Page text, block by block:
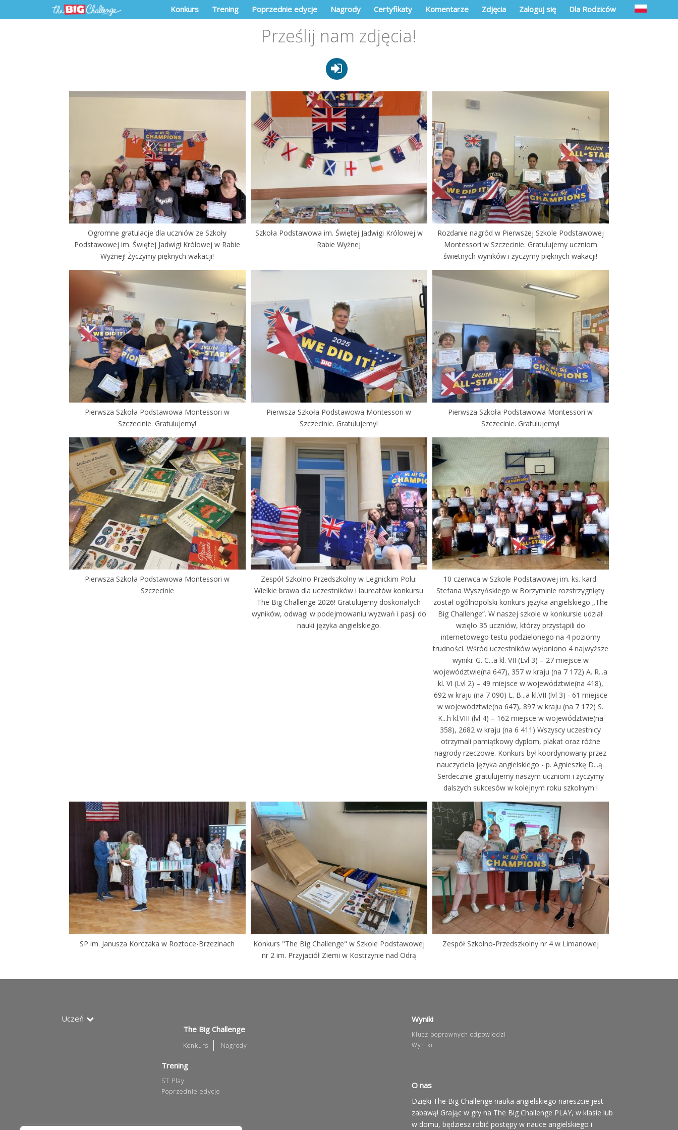
Konkurs Trening Poprzednie edycje Nagrody Certyfikaty Komentarze Zdjęcia Zaloguj się Dla Rodziców
Prześlij nam zdjęcia!
Ogromne gratulacje dla uczniów ze Szkoły
Podstawowej im. Świętej Jadwigi Królowej w Rabie
Wyżnej! Życzymy pięknych wakacji!
Szkoła Podstawowa im. Świętej Jadwigi Królowej w
Rabie Wyżnej
Rozdanie nagród w Pierwszej Szkole Podstawowej
Montessori w Szczecinie. Gratulujemy uczniom
świetnych wyników i życzymy pięknych wakacji!
Pierwsza Szkoła Podstawowa Montessori w
Szczecinie. Gratulujemy!
Pierwsza Szkoła Podstawowa Montessori w
Szczecinie. Gratulujemy!
Pierwsza Szkoła Podstawowa Montessori w
Szczecinie. Gratulujemy!
Pierwsza Szkoła Podstawowa Montessori w
Szczecinie
Zespół Szkolno Przedszkolny w Legnickim Polu:
Wielkie brawa dla uczestników i laureatów konkursu
The Big Challenge 2026! Gratulujemy doskonałych
wyników, odwagi w podejmowaniu wyzwań i pasji do
nauki języka angielskiego.
10 czerwca w Szkole Podstawowej im. ks. kard.
Stefana Wyszyńskiego w Borzyminie rozstrzygnięty
został ogólnopolski konkurs języka angielskiego „The
Big Challenge”. W naszej szkole w konkursie udział
wzięło 35 uczniów, którzy przystąpili do
internetowego testu podzielonego na 4 poziomy
trudności. Wśród uczestników wyłoniono 4 najwyższe
wyniki: G. C...a kl. VII (Lvl 3) – 27 miejsce w
województwie(na 647), 357 w kraju (na 7 172) A. R...a
kl. VI (Lvl 2) – 49 miejsce w województwie(na 418),
692 w kraju (na 7 090) L. B...a kl.VII (lvl 3) - 61 miejsce
w województwie(na 647), 897 w kraju (na 7 172) S.
K...h kl.VIII (lvl 4) – 162 miejsce w województwie(na
358), 2682 w kraju (na 6 411) Wszyscy uczestnicy
otrzymali pamiątkowy dyplom, plakat oraz różne
nagrody rzeczowe. Konkurs był koordynowany przez
nauczyciela języka angielskiego - p. Agnieszkę D...ą.
Serdecznie gratulujemy naszym uczniom i życzymy
dalszych sukcesów w kolejnym roku szkolnym !
SP im. Janusza Korczaka w Roztoce-Brzezinach
Konkurs "The Big Challenge" w Szkole Podstawowej
nr 2 im. Przyjaciół Ziemi w Kostrzynie nad Odrą
Zespół Szkolno-Przedszkolny nr 4 w Limanowej
Uczeń Wyniki
Klucz poprawnych odpowiedzi
Wyniki
O nas
Dzięki The Big Challenge nauka angielskiego nareszcie jest
zabawą! Grając w gry na The Big Challenge PLAY, w klasie lub
w domu, będziesz robić postępy w nauce angielskiego i
The Big Challenge
Konkurs Nagrody
Trening
ST Play
Poprzednie edycje